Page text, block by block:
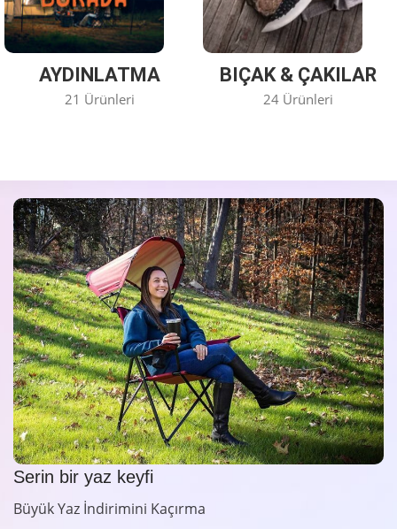
AYDINLATMA
21 Ürünleri
BIÇAK & ÇAKILAR
24 Ürünleri
Serin bir yaz keyfi
Büyük Yaz İndirimini Kaçırma